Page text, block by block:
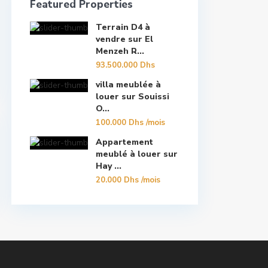
Featured Properties
Terrain D4 à
vendre sur El
Menzeh R...
93.500.000 Dhs
villa meublée à
louer sur Souissi
O...
100.000 Dhs/mois
Appartement
meublé à louer sur
Hay ...
20.000 Dhs/mois